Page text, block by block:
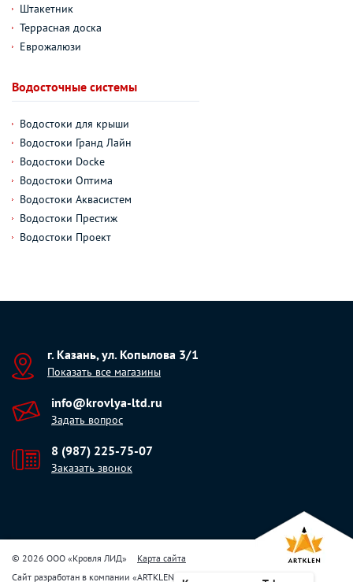
Штакетник
Террасная доска
Еврожалюзи
Водосточные системы
Водостоки для крыши
Водостоки Гранд Лайн
Водостоки Docke
Водостоки Оптима
Водостоки Аквасистем
Водостоки Престиж
Водостоки Проект
г. Казань, ул. Копылова 3/1
Показать все магазины
info@krovlya-ltd.ru
Задать вопрос
8 (987) 225-75-07
Заказать звонок
© 2026 ООО «Кровля ЛИД»
Карта сайта
Сайт разработан в компании «ARTKLEN